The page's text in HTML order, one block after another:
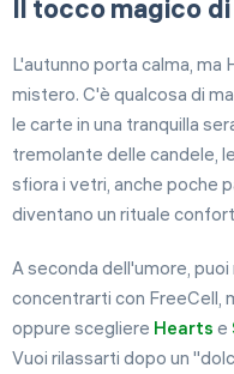
Il tocco magico
L'autunno porta calma, ma
mistero. C'è qualcosa di
le carte in una tranquilla
tremolante delle candele,
sfiora i vetri, anche poche
diventano un rituale
A seconda dell'umore,
concentrarti con FreeCell,
oppure scegliere Hearts e
Vuoi rilassarti dopo un